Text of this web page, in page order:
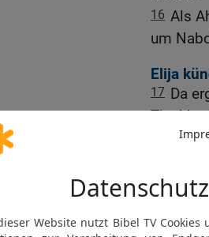
16 Als
um
Elija
17 Da
regiert!
um ihn
der